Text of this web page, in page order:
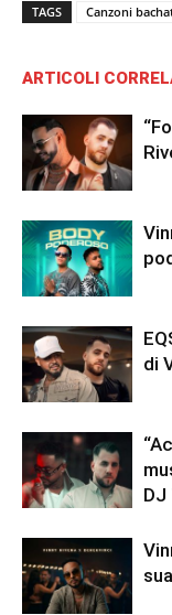
TAGS Canzoni
ARTICOLI
di
DJ